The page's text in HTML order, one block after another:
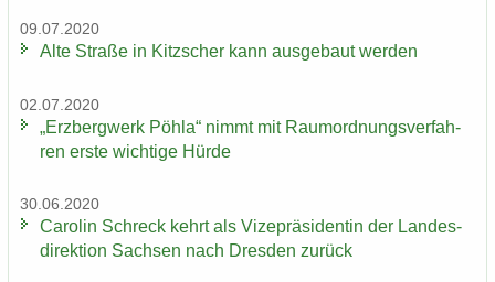
09.07.2020
Alte Stra­ße in Kitz­scher kann aus­ge­baut wer­den
02.07.2020
„Erz­berg­werk Pöhla“ nimmt mit Raum­ord­nungs­ver­fah­
ren erste wich­ti­ge Hürde
30.06.2020
Ca­ro­lin Schreck kehrt als Vi­ze­prä­si­den­tin der Lan­des­
di­rek­ti­on Sach­sen nach Dres­den zu­rück